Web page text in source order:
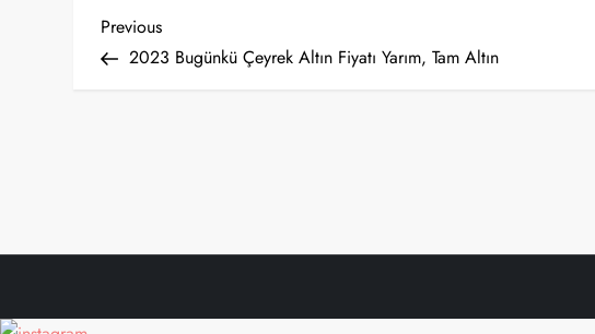
Y
g
Previous
Post
Previous
2023 Bugünkü Çeyrek Altın Fiyatı Yarım, Tam Altın